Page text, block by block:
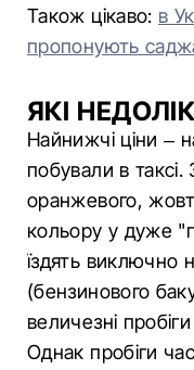
Також цікаво: в
пропонують
ЯКІ
Найнижчі ціни –
побували в
оранжевого,
кольору у дуже
їздять виключно
(бензинового
величезні
Однак пробіги